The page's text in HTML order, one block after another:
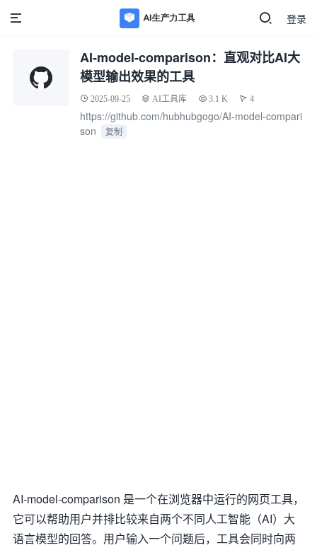
登录
AI-model-comparison：直观对比AI大
模型输出效果的工具
2025-09-25 AI工具库 3.1 K 4
https://github.com/hubhubgogo/AI-model-compari
son
复制
AI-model-comparison 是一个在浏览器中运行的网页工具，
它可以帮助用户并排比较来自两个不同人工智能（AI）大
语言模型的回答。用户输入一个问题后，工具会同时向两